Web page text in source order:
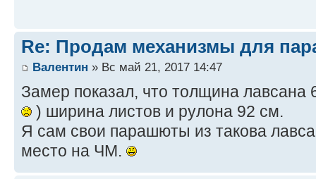
Re: Продам механизмы для
Валентин » Вс май 21, 2017 14:47
Замер показал, что толщина
) ширина листов и рулона 92 см.
Я сам свои парашюты из такова
место на ЧМ.